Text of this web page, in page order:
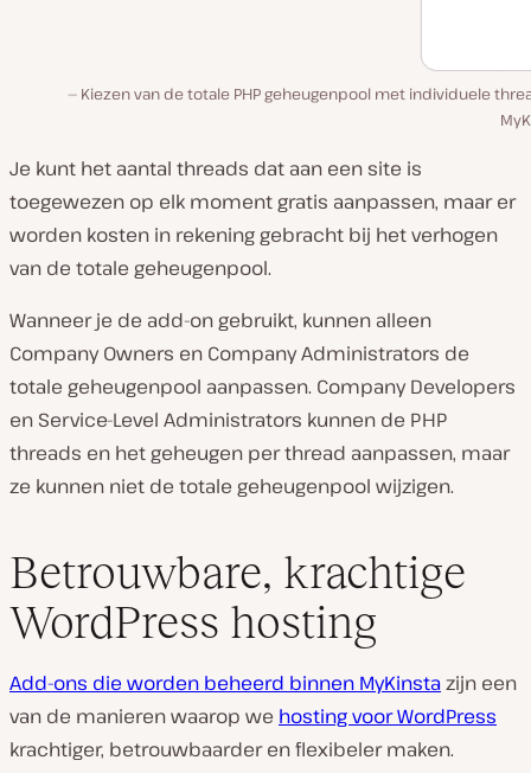
Kiezen van de totale PHP geheugenpool met individuele
Je kunt het aantal threads dat aan een site is
toegewezen op elk moment gratis aanpassen, maar er
worden kosten in rekening gebracht bij het verhogen
van de totale geheugenpool.
Wanneer je de add-on gebruikt, kunnen alleen
Company Owners en Company Administrators de
totale geheugenpool aanpassen. Company Developers
en Service-Level Administrators kunnen de PHP
threads en het geheugen per thread aanpassen, maar
ze kunnen niet de totale geheugenpool wijzigen.
Betrouwbare, krachtige
WordPress hosting
Add-ons die worden beheerd binnen MyKinstazijn een
van de manieren waarop we hosting voor WordPress
krachtiger, betrouwbaarder en flexibeler maken.